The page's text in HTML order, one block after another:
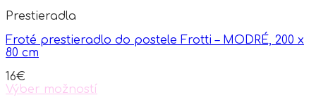
Prestieradla
Froté prestieradlo do postele Frotti – MODRÉ, 200 x
80 cm
16€
Výber možností